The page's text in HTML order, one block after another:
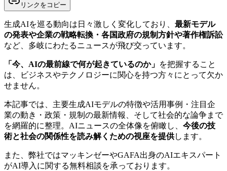
リンクをコピー
生成AIを巡る動向は日々激しく変化しており、 最新モデル
の発表や企業の戦略転換・各国政府の規制方針や著作権訴訟
など、多岐にわたるニュースが飛び交っています。
「今、AIの最前線で何が起きているのか」 を把握すること
は、ビジネスやテクノロジーに関心を持つ方々にとって欠か
せません。
本記事では、主要生成AIモデルの特徴や活用事例・注目企
業の動き・政策・規制の最新情報、そして社会的な論争まで
を網羅的に整理。AIニュースの全体像を俯瞰し、 今後の技
術と社会の関係性を読み解くための視座を提供します。
また、弊社ではマッキンゼーやGAFA出身のAIエキスパート
がAI導入に関する無料相談を承っております。